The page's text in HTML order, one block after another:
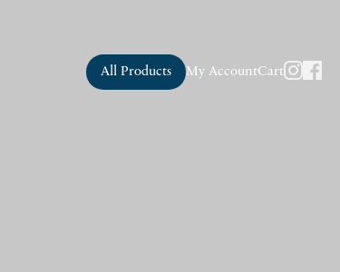
All Products My AccountCart